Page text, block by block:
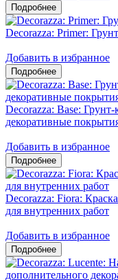
Decorazza: Primer:
Добавить в избранное
Decorazza: Base:
декоративные
Добавить в избранное
Decorazza: Fiora:
для внутренних работ
Добавить в избранное